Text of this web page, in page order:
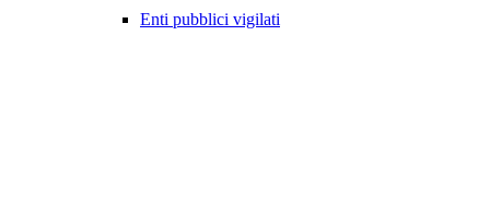
Enti pubblici vigilati